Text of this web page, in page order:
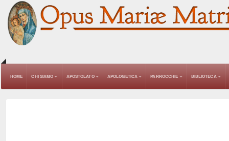
HOME CHI SIAMO APOSTOLATO APOLOGETICA PARROCCHIE BIBLIOTECA